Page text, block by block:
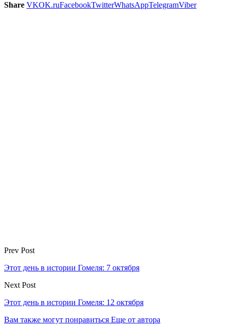
Share VKOK.ruFacebookTwitterWhatsAppTelegramViber
Prev Post
Этот день в истории Гомеля: 7 октября
Next Post
Этот день в истории Гомеля: 12 октября
Вам также могут понравиться Еще от автора